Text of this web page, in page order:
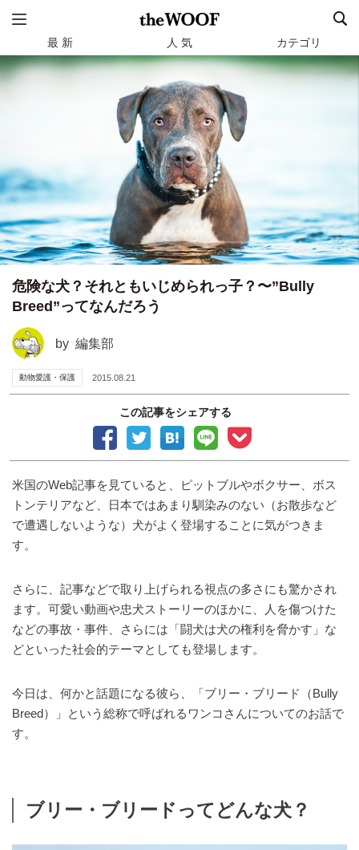
最 新 人 気 カテゴリ
危険な犬？それともいじめられっ子？〜”Bully
Breed”ってなんだろう
by 編集部
動物愛護・保護 2015.08.21
この記事をシェアする
米国のWeb記事を見ていると、ピットブルやボクサー、ボス
トンテリアなど、日本ではあまり馴染みのない（お散歩など
で遭遇しないような）犬がよく登場することに気がつきま
す。
さらに、記事などで取り上げられる視点の多さにも驚かされ
ます。可愛い動画や忠犬ストーリーのほかに、人を傷つけた
などの事故・事件、さらには「闘犬は犬の権利を脅かす」な
どといった社会的テーマとしても登場します。
今日は、何かと話題になる彼ら、「ブリー・ブリード（Bully
Breed）」という総称で呼ばれるワンコさんについてのお話で
す。
ブリー・ブリードってどんな犬？